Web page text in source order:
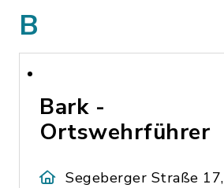
B
Bark -
Ortswehrführer
Segeberger Straße 17,